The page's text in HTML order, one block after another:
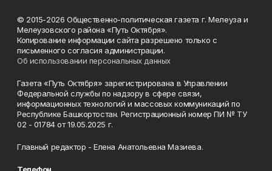
© 2015-2026 Общественно-политическая газета г. Мелеуза и
Мелеузовского района «Путь Октября».
Копирование информации сайта разрешено только с
письменного согласия администрации.
Об использовании персональных данных
Газета «Путь Октября» зарегистрирована в Управлении
Федеральной службы по надзору в сфере связи,
информационных технологий и массовых коммуникаций по
Республике Башкортостан. Регистрационный номер ПИ № ТУ
02 - 01784 от 19.05.2025 г.
Главный редактор - Елена Анатольевна Мазиева.